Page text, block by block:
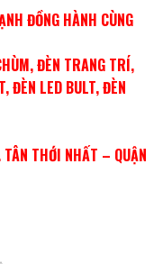
ĐỒNG HÀNH CÙNG
ĐÈN TRANG TRÍ,
ĐÈN LED BULT, ĐÈN
THỚI NHẤT – QUẬN